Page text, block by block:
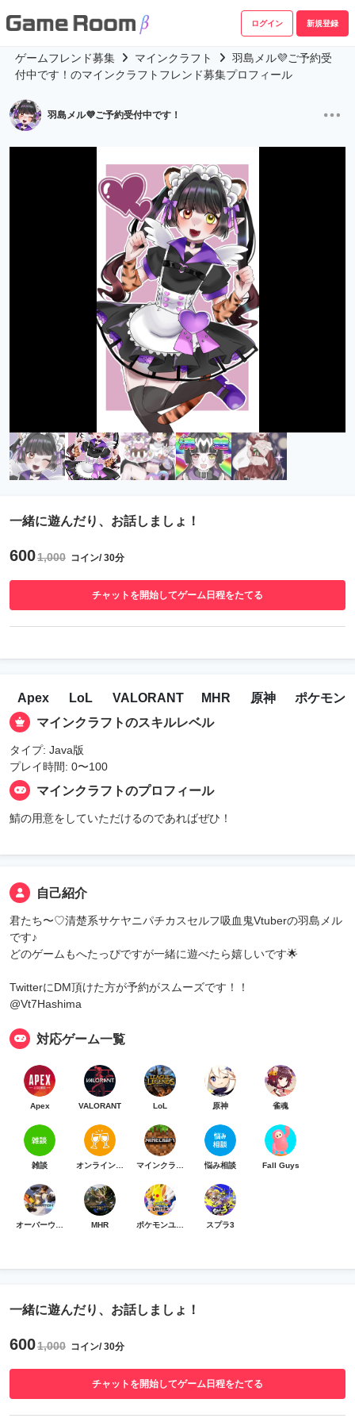
ログイン 新規登録
ゲームフレンド募集 マインクラフト
羽島メル💜ご予約受
付中です！のマインクラフトフレンド募集プロフィール
羽島メル💜ご予約受付中です！
一緒に遊んだり、お話しましょ！
6001,000 コイン/ 30分
チャットを開始してゲーム日程をたてる
Apex LoL VALORANT MHR 原神
ポケモン
マインクラフトのスキルレベル
タイプ: Java版
プレイ時間: 0〜100
マインクラフトのプロフィール
鯖の用意をしていただけるのであればぜひ！
自己紹介
君たち〜♡清楚系サケヤニパチカスセルフ吸血鬼Vtuberの羽島メル
です♪
どのゲームもへたっぴですが一緒に遊べたら嬉しいです🌟
TwitterにDM頂けた方が予約がスムーズです！！
@Vt7Hashima
対応ゲーム一覧
Apex VALORANT LoL 原神 雀魂
雑談 悩み相談 Fall Guys
MHR スプラ3
一緒に遊んだり、お話しましょ！
6001,000 コイン/ 30分
チャットを開始してゲーム日程をたてる